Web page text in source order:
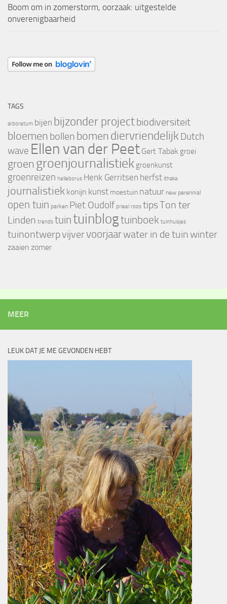
Boom om in zomerstorm, oorzaak: uitgestelde
onverenigbaarheid
TAGS
arboretum bijen bijzonder projectbiodiversiteit
bloemen bollen bomendiervriendelijk Dutch
wave Ellen van der Peet Gert Tabak groei
groengroenjournalistiek groenkunst
groenreizen helleborus Henk Gerritsen herfst ithaka
journalistiek konijn kunst moestuin natuur new perennial
open tuin parken Piet Oudolf prieel roos tipsTon ter
Linden trends tuintuinblogtuinboek tuinhuisjes
tuinontwerpvijvervoorjaarwater in de tuinwinter
zaaien zomer
MEER
LEUK DAT JE ME GEVONDEN HEBT